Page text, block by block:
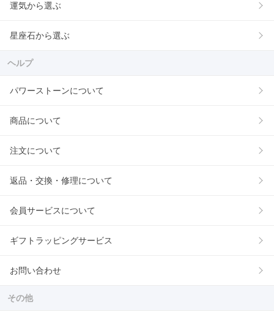
運気から選ぶ
星座石から選ぶ
ヘルプ
パワーストーンについて
商品について
注文について
返品・交換・修理について
会員サービスについて
ギフトラッピングサービス
お問い合わせ
その他